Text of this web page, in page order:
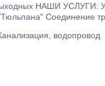
НАШИ УСЛУГИ:
Соединение
Замена сифона
водопровод